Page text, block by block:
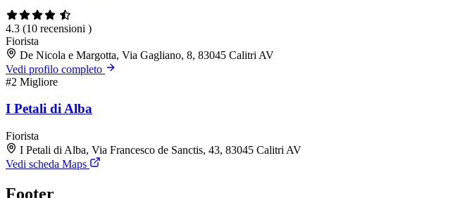
4.3 (10 recensioni )
Fiorista
De Nicola e Margotta, Via Gagliano, 8, 83045 Calitri AV
Vedi profilo completo
#2 Migliore
I Petali di Alba
Fiorista
I Petali di Alba, Via Francesco de Sanctis, 43, 83045 Calitri AV
Vedi scheda Maps
Footer